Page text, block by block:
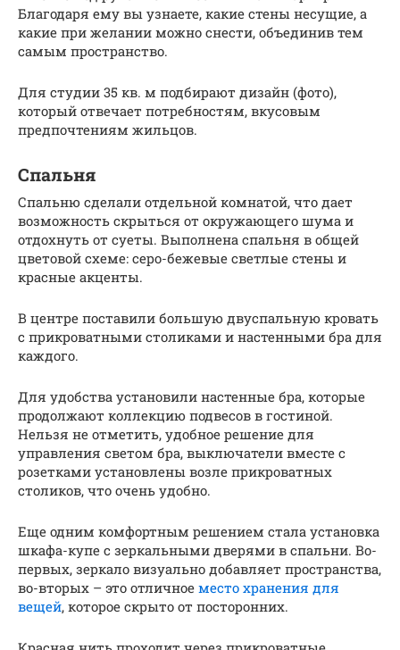
Благодаря ему вы узнаете, какие стены несущие, а
какие при желании можно снести, объединив тем
самым пространство.
Для студии 35 кв. м подбирают дизайн (фото),
который отвечает потребностям, вкусовым
предпочтениям жильцов.
Спальня
Спальню сделали отдельной комнатой, что дает
возможность скрыться от окружающего шума и
отдохнуть от суеты. Выполнена спальня в общей
цветовой схеме: серо-бежевые светлые стены и
красные акценты.
В центре поставили большую двуспальную кровать
с прикроватными столиками и настенными бра для
каждого.
Для удобства установили настенные бра, которые
продолжают коллекцию подвесов в гостиной.
Нельзя не отметить, удобное решение для
управления светом бра, выключатели вместе с
розетками установлены возле прикроватных
столиков, что очень удобно.
Еще одним комфортным решением стала установка
шкафа-купе с зеркальными дверями в спальни. Во-
первых, зеркало визуально добавляет пространства,
во-вторых – это отличное место хранения для
вещей, которое скрыто от посторонних.